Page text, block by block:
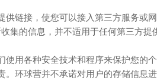
链接，使您可以接入第三方服务
集的信息，并不适用于任何第三方
用各种安全技术和程序来保护您的
环球营并不承诺对用户的存储信息进